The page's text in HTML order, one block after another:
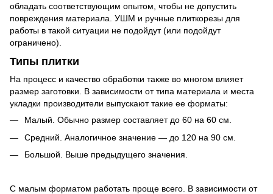
обладать соответствующим опытом, чтобы не допустить
повреждения материала. УШМ и ручные плиткорезы для
работы в такой ситуации не подойдут (или подойдут
ограничено).
Типы плитки
На процесс и качество обработки также во многом влияет
размер заготовки. В зависимости от типа материала и места
укладки производители выпускают такие ее форматы:
Малый. Обычно размер составляет до 60 на 60 см.
Средний. Аналогичное значение — до 120 на 90 см.
Большой. Выше предыдущего значения.
С малым форматом работать проще всего. В зависимости от